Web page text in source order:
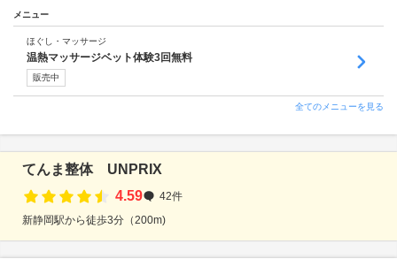
メニュー
ほぐし・マッサージ
温熱マッサージベット体験3回無料
販売中
全てのメニューを見る
てんま整体 UNPRIX
4.59
42件
新静岡駅から徒歩3分（200m)